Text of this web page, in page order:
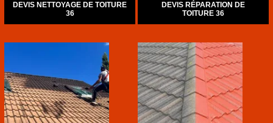
DEVIS NETTOYAGE DE TOITURE
36
DEVIS RÉPARATION DE
TOITURE 36